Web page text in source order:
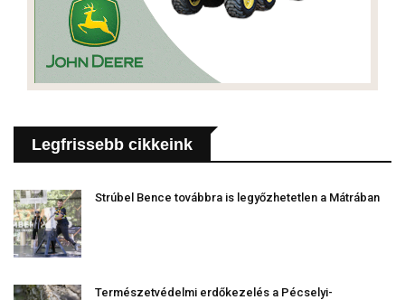
Legfrissebb cikkeink
Strúbel Bence továbbra is legyőzhetetlen a Mátrában
Természetvédelmi erdőkezelés a Pécselyi-